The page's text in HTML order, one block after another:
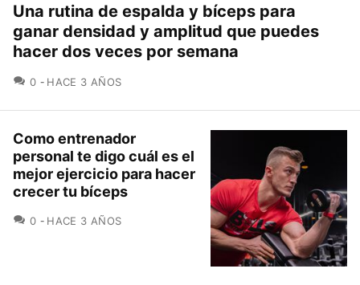
Una rutina de espalda y bíceps para
ganar densidad y amplitud que puedes
hacer dos veces por semana
0 COMENTARIOS
HACE 3 AÑOS
Como entrenador
personal te digo cuál es el
mejor ejercicio para hacer
crecer tu bíceps
0 COMENTARIOS
HACE 3 AÑOS